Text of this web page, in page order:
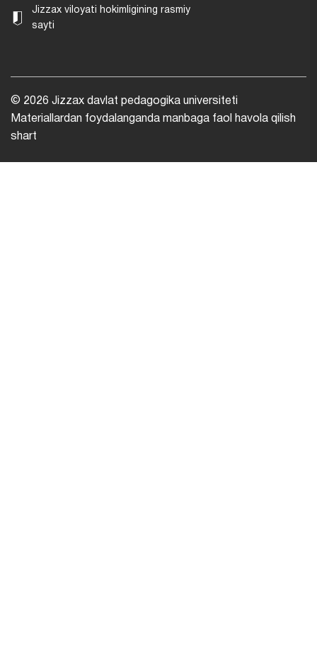
Jizzax viloyati hokimligining rasmiy
sayti
© 2026 Jizzax davlat pedagogika universiteti
Materiallardan foydalanganda manbaga faol havola qilish
shart